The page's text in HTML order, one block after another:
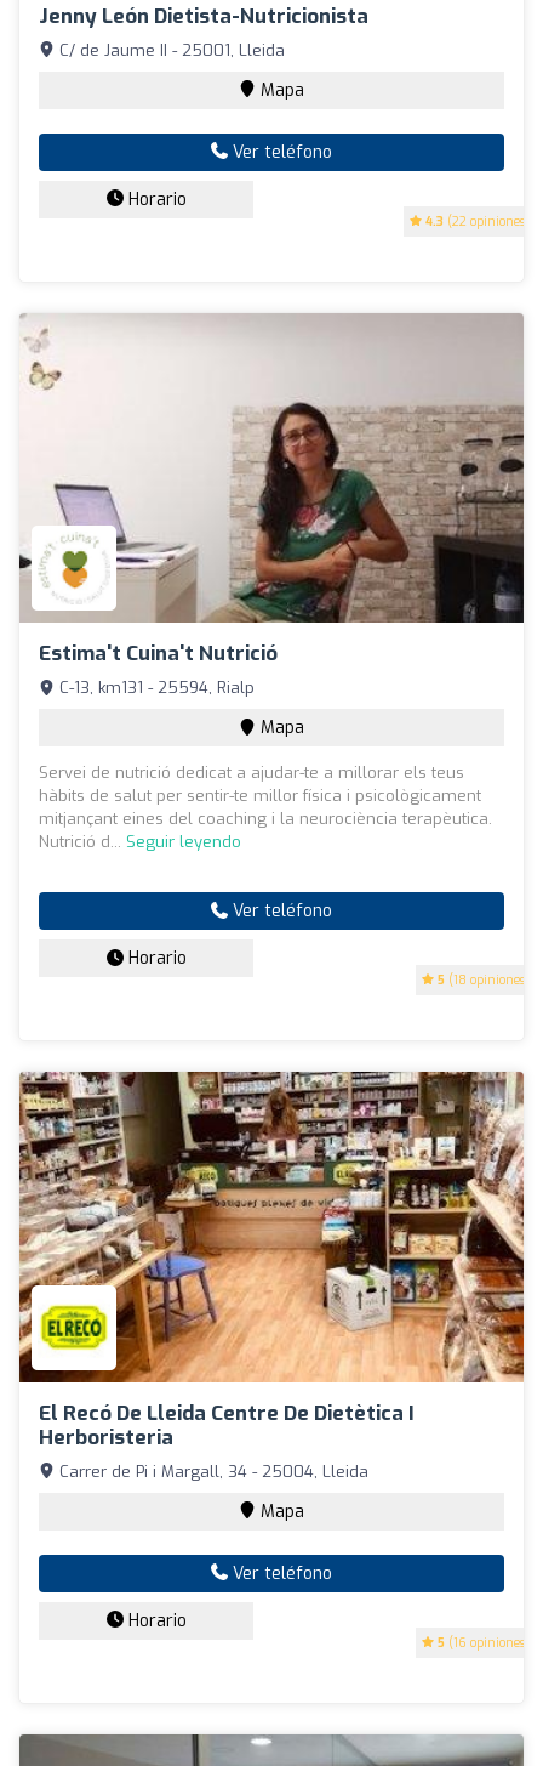
Jenny León Dietista-Nutricionista
4.3 (22 opiniones)
C/ de Jaume II - 25001, Lleida
Mapa
Ver teléfono
Horario
Estima't Cuina't Nutrició
5 (18 opiniones)
C-13, km131 - 25594, Rialp
Mapa
Servei de nutrició dedicat a ajudar-te a millorar els teus
hàbits de salut per sentir-te millor física i psicològicament
mitjançant eines del coaching i la neurociència terapèutica.
Nutrició d... Seguir leyendo
Ver teléfono
Horario
El Recó De Lleida Centre De Dietètica I
Herboristeria
5 (16 opiniones)
Carrer de Pi i Margall, 34 - 25004, Lleida
Mapa
Ver teléfono
Horario